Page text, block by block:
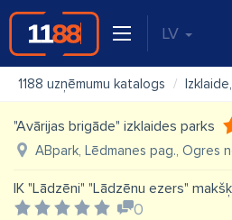
LV
1188 uzņēmumu katalogs
"Avārijas brigāde" izklaides parks
ABpark, Lēdmanes pag., Ogres
IK "Lādzēni" "Lādzēnu ezers"
0